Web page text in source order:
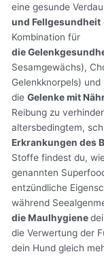
eine gesunde
und Fellgesundheit
Kombination für
die
Sesamgewächs),
Gelenkknorpels) und
dieGelenke mit
Reibung zu
altersbedingtem,
Erkrankungen des
Stoffe findest du,
genannten
entzündliche
während
die Maulhygiene
die Verwertung der
dein Hund gleich